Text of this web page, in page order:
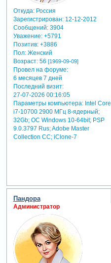
Откуда:Россия
Зарегистрирован: 12-12-2012
Сообщений:3904
Уважение: +5791
Позитив: +3886
Пол:Женский
Возраст:56 [1969-09-09]
Провел на форуме:
6 месяцев 7 дней
Последний визит:
27-07-2026 00:16:05
Параметры компьютера:Intel Core
i7-10700 2900 МГц 8-ядерный;
32Gb; ОС Windows 10-64bit; PSP
9.0.3797 Rus; Adobe Master
Collection СС; iClone-7
Пандора
Администратор